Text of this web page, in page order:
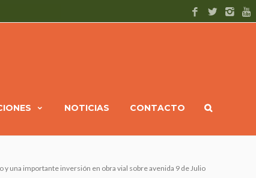
NOTICIAS CONTACTO
y una importante inversión en obra vial sobre avenida 9 de Julio